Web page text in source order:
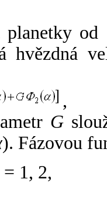
od
hvězdná
,
G
). Fázovou
= 1, 2,